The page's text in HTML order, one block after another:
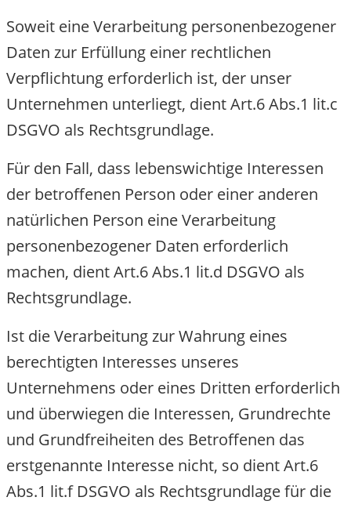
Soweit eine Verarbeitung personenbezogener
Daten zur Erfüllung einer rechtlichen
Verpflichtung erforderlich ist, der unser
Unternehmen unterliegt, dient Art.6 Abs.1 lit.c
DSGVO als Rechtsgrundlage.
Für den Fall, dass lebenswichtige Interessen
der betroffenen Person oder einer anderen
natürlichen Person eine Verarbeitung
personenbezogener Daten erforderlich
machen, dient Art.6 Abs.1 lit.d DSGVO als
Rechtsgrundlage.
Ist die Verarbeitung zur Wahrung eines
berechtigten Interesses unseres
Unternehmens oder eines Dritten erforderlich
und überwiegen die Interessen, Grundrechte
und Grundfreiheiten des Betroffenen das
erstgenannte Interesse nicht, so dient Art.6
Abs.1 lit.f DSGVO als Rechtsgrundlage für die